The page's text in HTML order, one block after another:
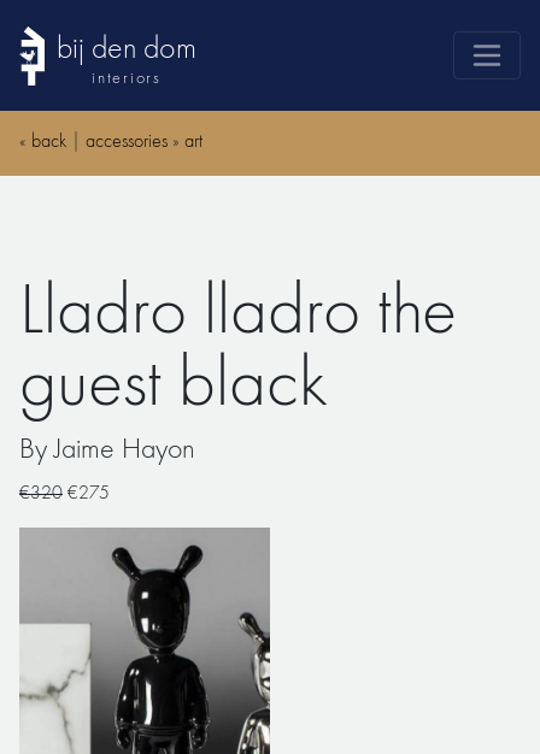
bij den dom
interiors
products
advice
search
« back accessories » art
Lladro lladro the
guest black
By Jaime Hayon
€320 €275